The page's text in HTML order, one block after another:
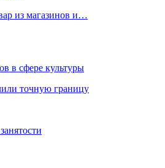
из магазинов и…
в сфере культуры
точную границу